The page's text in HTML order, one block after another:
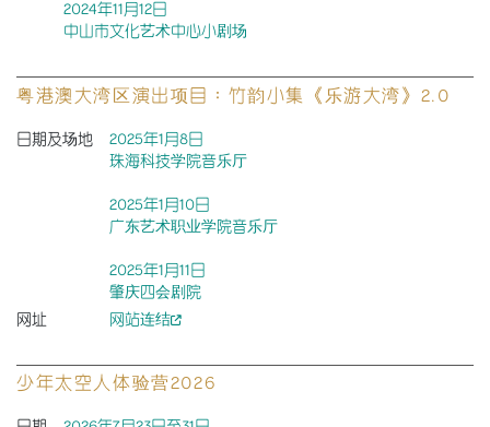
少年太空人体验营2026
2024年11月12日
中山市文化艺术中心小剧场
粤港澳大湾区演出项目：竹韵小集《乐游大湾》2.0
日期及场地
2025年1月8日
珠海科技学院音乐厅
2025年1月10日
广东艺术职业学院音乐厅
2025年1月11日
肇庆四会剧院
网址
网站连结